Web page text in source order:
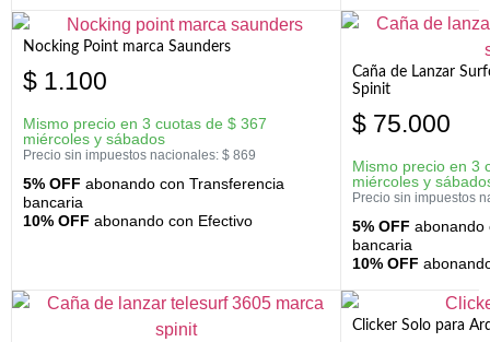
Nocking Point marca Saunders
$ 1.100
Mismo precio en 3 cuotas de $ 367
miércoles y sábados
Precio sin impuestos nacionales: $ 869
5% OFF abonando con Transferencia
bancaria
10% OFF abonando con Efectivo
Caña de Lanzar
Spinit
$ 75.000
Mismo precio en 3
miércoles y
Precio sin impuestos
5% OFF abonando
bancaria
10% OFF
Clicker Solo para